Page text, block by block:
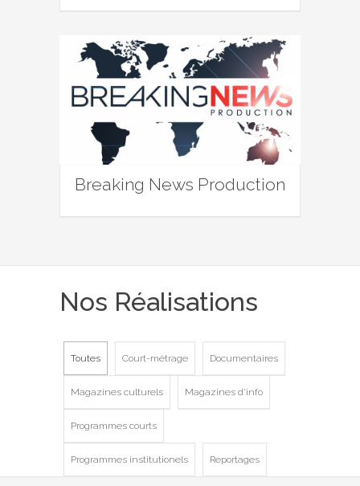
Breaking News Production
Nos Réalisations
Toutes Court-métrage Documentaires
Magazines culturels Magazines d'info
Programmes courts
Programmes institutionels Reportages